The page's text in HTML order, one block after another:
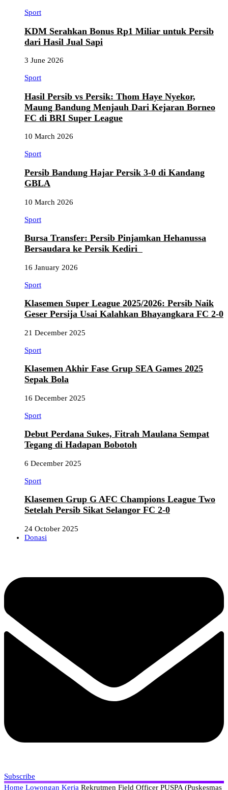
Sport
KDM Serahkan Bonus Rp1 Miliar untuk Persib
dari Hasil Jual Sapi
3 June 2026
Sport
Hasil Persib vs Persik: Thom Haye Nyekor,
Maung Bandung Menjauh Dari Kejaran Borneo
FC di BRI Super League
10 March 2026
Sport
Persib Bandung Hajar Persik 3-0 di Kandang
GBLA
10 March 2026
Sport
Bursa Transfer: Persib Pinjamkan Hehanussa
Bersaudara ke Persik Kediri
16 January 2026
Sport
Klasemen Super League 2025/2026: Persib Naik
Geser Persija Usai Kalahkan Bhayangkara FC 2-0
21 December 2025
Sport
Klasemen Akhir Fase Grup SEA Games 2025
Sepak Bola
16 December 2025
Sport
Debut Perdana Sukes, Fitrah Maulana Sempat
Tegang di Hadapan Bobotoh
6 December 2025
Sport
Klasemen Grup G AFC Champions League Two
Setelah Persib Sikat Selangor FC 2-0
24 October 2025
Donasi
Subscribe
Home Lowongan Kerja Rekrutmen Field Officer PUSPA (Puskesmas